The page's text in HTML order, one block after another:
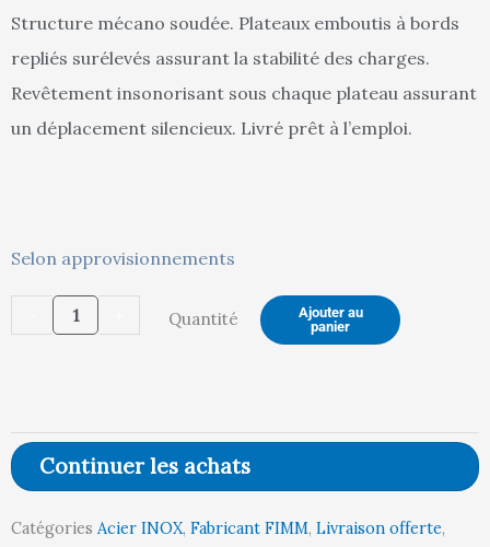
est :
Structure mécano soudée. Plateaux emboutis à bords
repliés surélevés assurant la stabilité des charges.
Revêtement insonorisant sous chaque plateau assurant
un déplacement silencieux. Livré prêt à l’emploi.
Selon approvisionnements
quantité
Desserte
3
plateaux,
Quantité
Ajouter au
panier
Continuer les achats
Catégories Acier INOX, Fabricant FIMM, Livraison offerte,